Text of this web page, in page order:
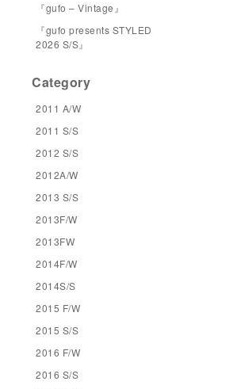
『gufo – Vintage』
『gufo presents STYLED
2026 S/S』
Category
2011 A/W
2011 S/S
2012 S/S
2012A/W
2013 S/S
2013F/W
2013FW
2014F/W
2014S/S
2015 F/W
2015 S/S
2016 F/W
2016 S/S